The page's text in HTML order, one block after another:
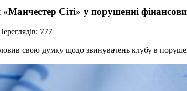
Сіті» у порушенні
777
свою думку щодо звинувачень клубу в